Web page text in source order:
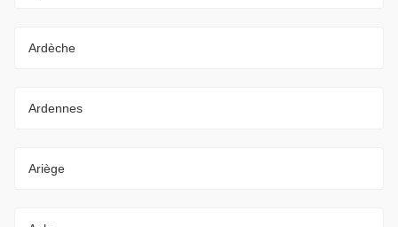
Ardèche
Ardennes
Ariège